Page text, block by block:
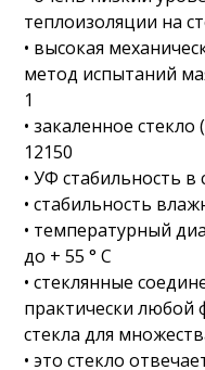
теплоизоляции на
• высокая
метод испытаний
1
• закаленное стекло
12150
• УФ стабильность в
• стабильность
• температурный
до + 55 ° С
• стеклянные
практически
стекла для
• это стекло